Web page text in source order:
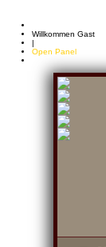
Willkommen Gast
|
Open Panel